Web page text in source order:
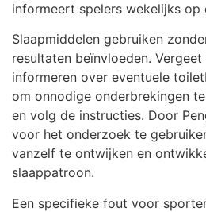
informeert spelers wekelijks
Slaapmiddelen gebruiken
resultaten beïnvloeden.
informeren over eventuele
om onnodige onderbrekingen
en volg de instructies. Door
voor het onderzoek te
vanzelf te ontwijken en
slaappatroon.
Een specifieke fout voor